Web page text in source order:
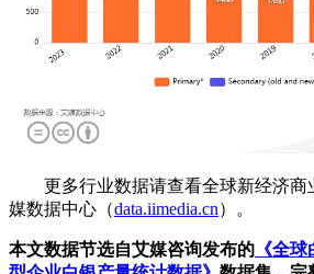
更多行业数据请查看全球新经济
媒数据中心（data.iimedia.cn）。
本文数据节选自艾媒咨询发布的 《全